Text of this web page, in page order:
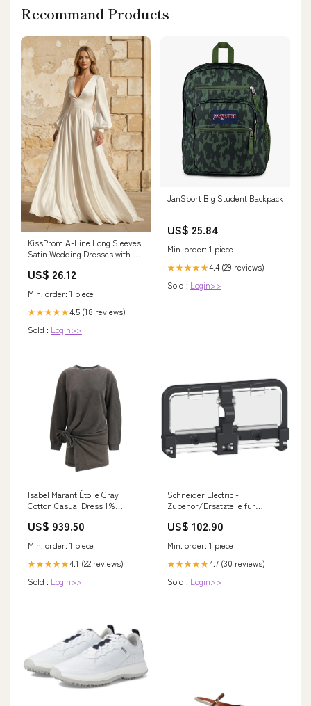
Recommand Products
KissProm A-Line Long Sleeves
Satin Wedding Dresses with V
US$ 26.12
Min. order: 1 piece
★★★★★4.5 (18 reviews)
Sold : Login>>
JanSport Big Student Backpack
US$ 25.84
Min. order: 1 piece
★★★★★4.4 (29 reviews)
Sold : Login>>
Isabel Marant Étoile Gray
Cotton Casual Dress 1%
US$ 939.50
Min. order: 1 piece
★★★★★4.1 (22 reviews)
Sold : Login>>
Schneider Electric -
Zubehör/Ersatzteile für
Schalttechnik
LV848536SP Vorhängeschloss
Mess- und Prüfgeräte
US$ 102.90
Min. order: 1 piece
★★★★★4.7 (30 reviews)
Sold : Login>>